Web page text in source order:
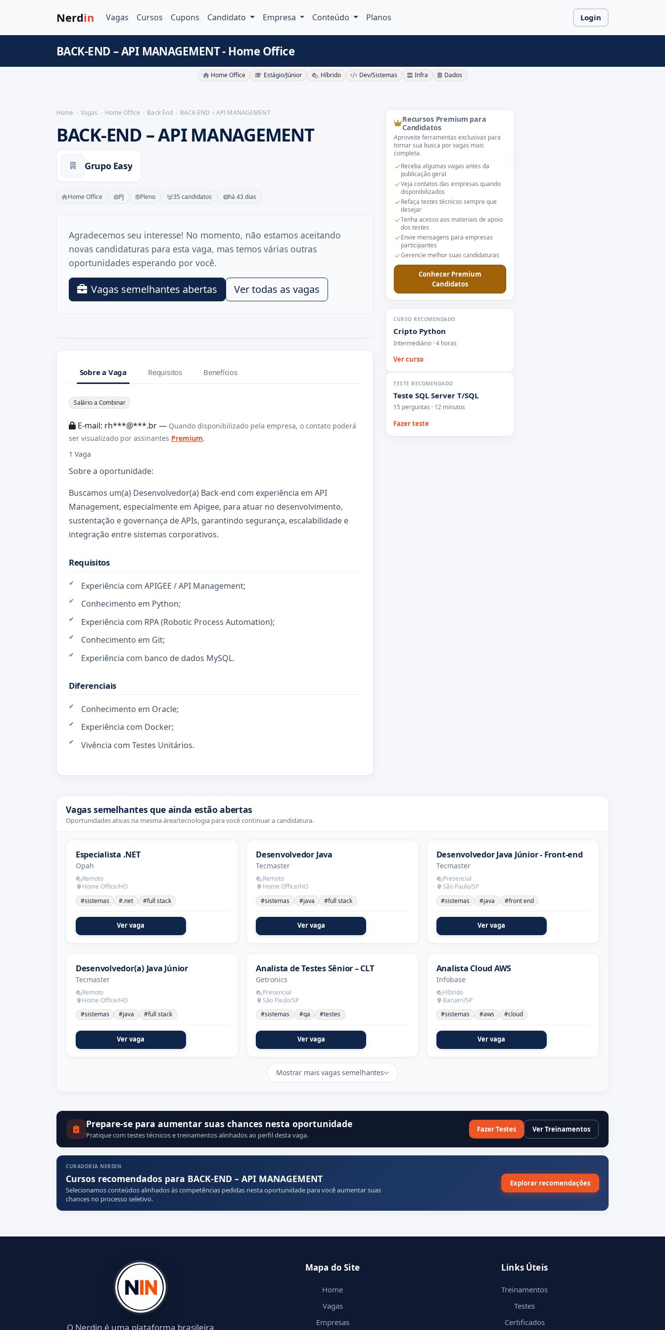
Nerdin Vagas Cursos Cupons Candidato Empresa Conteúdo Planos Login
BACK-END – API MANAGEMENT - Home Office
Home Office Estágio/Júnior Híbrido Dev/Sistemas Infra Dados
Home Vagas Home Office Back End BACK-END – API MANAGEMENT
BACK-END – API MANAGEMENT
Grupo Easy
Home Office PJ Pleno 35 candidatos há 43 dias
Agradecemos seu interesse! No momento, não estamos aceitando
novas candidaturas para esta vaga, mas temos várias outras
oportunidades esperando por você.
Vagas semelhantes abertas Ver todas as vagas
Sobre a Vaga Requisitos Benefícios
Sobre a Vaga
Salário a Combinar
E-mail: rh***@***.br — Quando disponibilizado pela empresa, o contato poderá
ser visualizado por assinantes Premium.
1 Vaga
Sobre a oportunidade:
Buscamos um(a) Desenvolvedor(a) Back-end com experiência em API
Management, especialmente em Apigee, para atuar no desenvolvimento,
sustentação e governança de APIs, garantindo segurança, escalabilidade e
integração entre sistemas corporativos.
Requisitos
Experiência com APIGEE / API Management;
Conhecimento em Python;
Experiência com RPA (Robotic Process Automation);
Conhecimento em Git;
Experiência com banco de dados MySQL.
Diferenciais
Conhecimento em Oracle;
Experiência com Docker;
Vivência com Testes Unitários.
Recursos Premium para
Candidatos
Aproveite ferramentas exclusivas para
tornar sua busca por vagas mais
completa.
Receba algumas vagas antes da
publicação geral
Veja contatos das empresas quando
disponibilizados
Refaça testes técnicos sempre que
desejar
Tenha acesso aos materiais de apoio
dos testes
Envie mensagens para empresas
participantes
Gerencie melhor suas candidaturas
Conhecer Premium
Candidatos
CURSO RECOMENDADO
Cripto Python
Intermediário · 4 horas
Ver curso
TESTE RECOMENDADO
Teste SQL Server T/SQL
15 perguntas · 12 minutos
Fazer teste
Vagas semelhantes que ainda estão abertas
Oportunidades ativas na mesma área/tecnologia para você continuar a candidatura.
Especialista .NET
Opah
Remoto
Home Office/HO
#sistemas
#.net #full stack
Ver vaga
Desenvolvedor Java
Tecmaster
Remoto
Home Office/HO
#sistemas
#java #full stack
Ver vaga
Desenvolvedor Java Júnior - Front-end
Tecmaster
Presencial
São Paulo/SP
#sistemas
#java #front end
Ver vaga
Desenvolvedor(a) Java Júnior
Tecmaster
Remoto
Home Office/HO
#sistemas
#java #full stack
Ver vaga
Analista de Testes Sênior – CLT
Getronics
Presencial
São Paulo/SP
#sistemas
#qa #testes
Ver vaga
Analista Cloud AWS
Infobase
Híbrido
Barueri/SP
#sistemas
#aws #cloud
Ver vaga
Mostrar mais vagas semelhantes
Prepare-se para aumentar suas chances nesta oportunidade
Pratique com testes técnicos e treinamentos alinhados ao perfil desta vaga.
Fazer Testes Ver Treinamentos
CURADORIA NERDIN
Cursos recomendados para BACK-END – API MANAGEMENT
Selecionamos conteúdos alinhados às competências pedidas nesta oportunidade para você aumentar suas
chances no processo seletivo.
Explorar recomendações
O Nerdin é uma plataforma brasileira
Mapa do Site
Home
Vagas
Empresas
Links Úteis
Treinamentos
Testes
Certificados